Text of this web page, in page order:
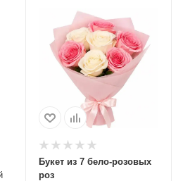
Букет из 7 бело-розовых
роз